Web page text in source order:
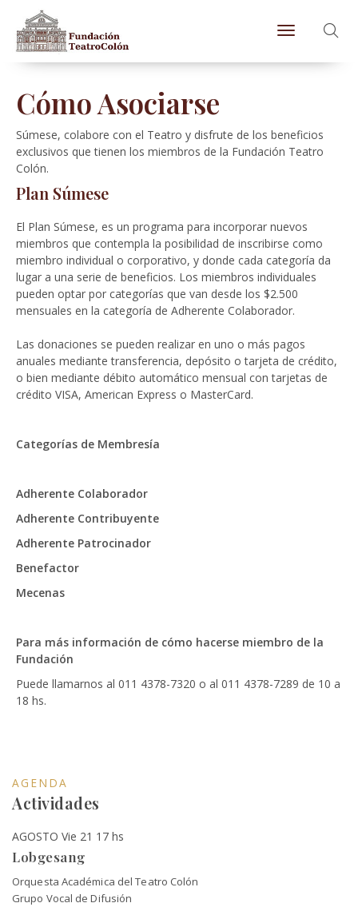
Toggle
Cómo Asociarse
Súmese, colabore con el Teatro y disfrute de los beneficios
exclusivos que tienen los miembros de la Fundación Teatro
Colón.
Plan Súmese
El Plan Súmese, es un programa para incorporar nuevos
miembros que contempla la posibilidad de inscribirse como
miembro individual o corporativo, y donde cada categoría da
lugar a una serie de beneficios. Los miembros individuales
pueden optar por categorías que van desde los $2.500
mensuales en la categoría de Adherente Colaborador.
Las donaciones se pueden realizar en uno o más pagos
anuales mediante transferencia, depósito o tarjeta de crédito,
o bien mediante débito automático mensual con tarjetas de
crédito VISA, American Express o MasterCard.
Categorías de Membresía
Adherente Colaborador
Adherente Contribuyente
Adherente Patrocinador
Benefactor
Mecenas
Para más información de cómo hacerse miembro de la
Fundación
Puede llamarnos al 011 4378-7320 o al 011 4378-7289 de 10 a
18 hs.
AGENDA
Actividades
AGOSTO Vie 21 17 hs
Lobgesang
Orquesta Académica del Teatro Colón
Grupo Vocal de Difusión